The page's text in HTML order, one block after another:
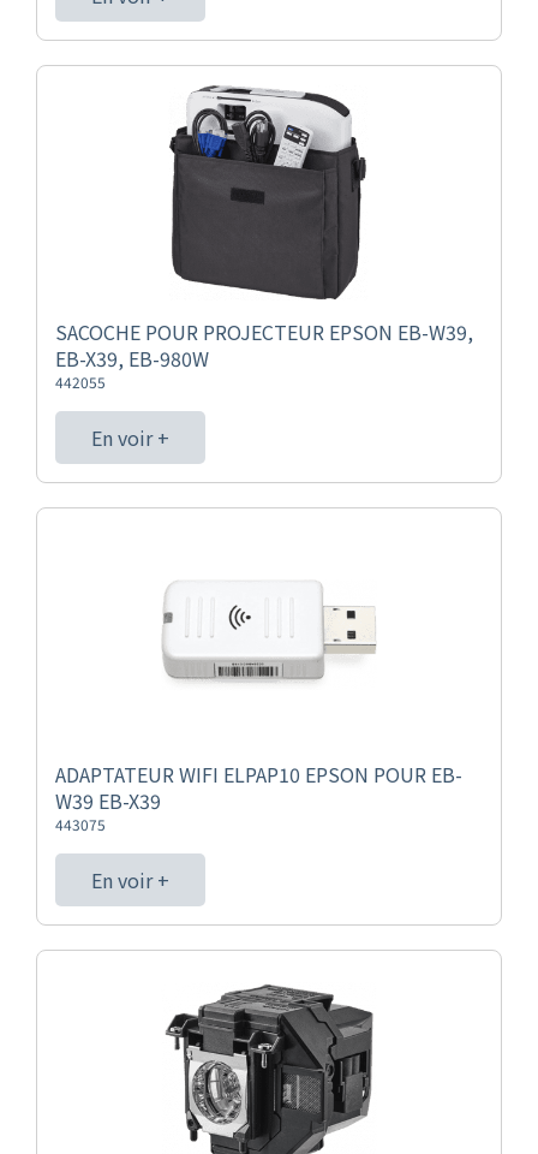
SACOCHE POUR PROJECTEUR EPSON EB-W39,
EB-X39, EB-980W
442055
En voir +
ADAPTATEUR WIFI ELPAP10 EPSON POUR EB-
W39 EB-X39
443075
En voir +